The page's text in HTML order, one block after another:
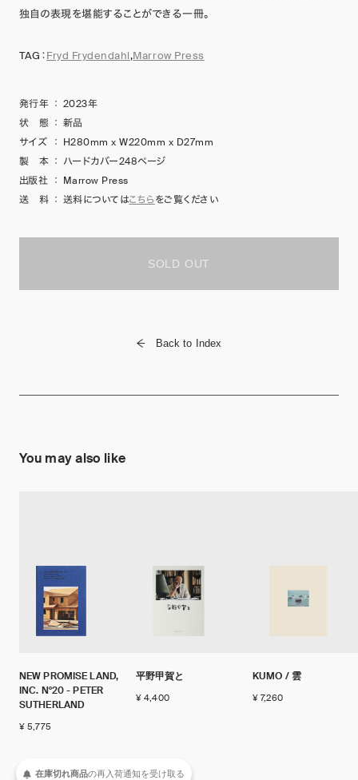
独自の表現を堪能することができる一冊。
TAG：Fryd Frydendahl,Marrow Press
発行年 ： 2023年
状 態 ： 新品
サイズ
： H280mm x W220mm x D27mm
製 本 ： ハードカバー248ページ
出版社 ： Marrow Press
送 料 ： 送料についてはこちらをご覧ください
SOLD OUT
Back to Index
You may also like
NEW PROMISE LAND,
INC. N°20 - PETER
SUTHERLAND
¥ 5,775
平野甲賀と
¥ 4,400
KUMO / 雲
¥ 7,260
在庫切れ商品の再入荷通知を受け取る